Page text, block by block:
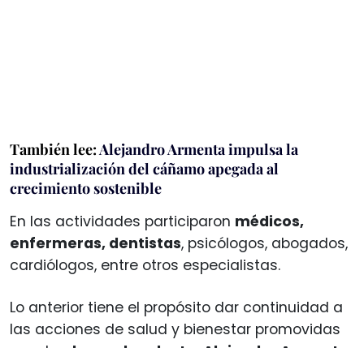
También lee:Alejandro Armenta impulsa la
industrialización del cáñamo apegada al
crecimiento sostenible
En las actividades participaron médicos,
enfermeras, dentistas, psicólogos, abogados,
cardiólogos, entre otros especialistas.
Lo anterior tiene el propósito dar continuidad a
las acciones de salud y bienestar promovidas